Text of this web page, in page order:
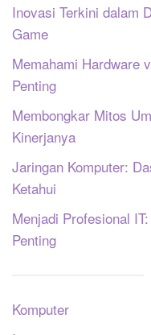
Inovasi Terkini dalam
Game
Memahami Hardware
Penting
Membongkar Mitos
Kinerjanya
Jaringan Komputer:
Ketahui
Menjadi Profesional
Penting
Komputer